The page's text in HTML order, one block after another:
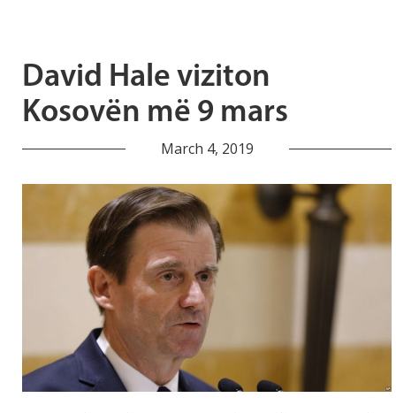
David Hale viziton
Kosovën më 9 mars
March 4, 2019